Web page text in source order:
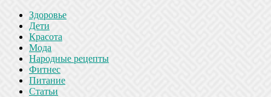
Здоровье
Дети
Красота
Мода
Народные рецепты
Фитнес
Питание
Статьи